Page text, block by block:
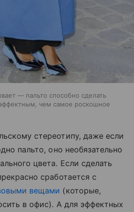
— пальто способно сделать
чем самое роскошное
стереотипу, даже если
пальто, оно необязательно
цвета. Если сделать
сработается с
вещами (которые,
в офис). А для эффектных